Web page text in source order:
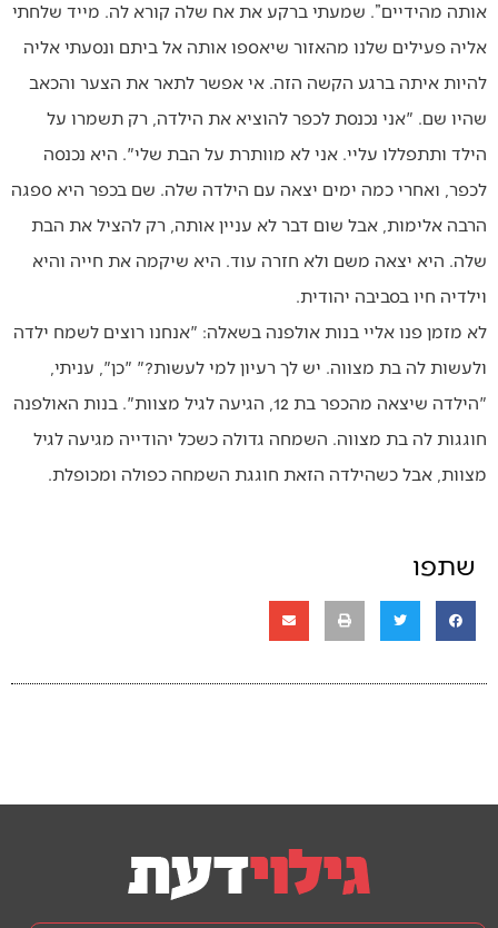
אותה מהידיים”. שמעתי ברקע את אח שלה קורא לה. מייד שלחתי
אליה פעילים שלנו מהאזור שיאספו אותה אל ביתם ונסעתי אליה
להיות איתה ברגע הקשה הזה. אי אפשר לתאר את הצער והכאב
שהיו שם. "אני נכנסת לכפר להוציא את הילדה, רק תשמרו על
הילד ותתפללו עליי. אני לא מוותרת על הבת שלי". היא נכנסה
לכפר, ואחרי כמה ימים יצאה עם הילדה שלה. שם בכפר היא ספגה
הרבה אלימות, אבל שום דבר לא עניין אותה, רק להציל את הבת
שלה. היא יצאה משם ולא חזרה עוד. היא שיקמה את חייה והיא
וילדיה חיו בסביבה יהודית.
לא מזמן פנו אליי בנות אולפנה בשאלה: "אנחנו רוצים לשמח ילדה
ולעשות לה בת מצווה. יש לך רעיון למי לעשות?" "כן", עניתי,
"הילדה שיצאה מהכפר בת 12, הגיעה לגיל מצוות". בנות האולפנה
חוגגות לה בת מצווה. השמחה גדולה כשכל יהודייה מגיעה לגיל
מצוות, אבל כשהילדה הזאת חוגגת השמחה כפולה ומכופלת.
שתפו